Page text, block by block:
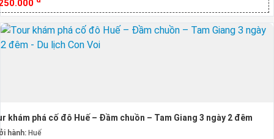
khám phá cố đô Huế – Đầm chuồn – Tam Giang 3 ngày 2 đêm
hành: Huế